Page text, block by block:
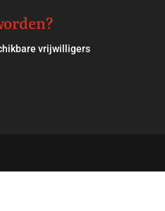
vrijwilligers